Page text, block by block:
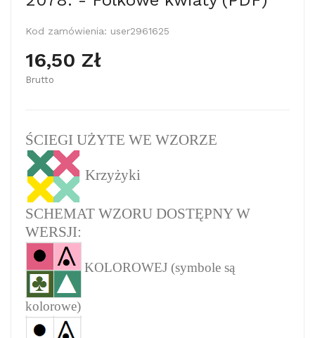
Kod zamówienia: user2961625
16,50 Zł
Brutto
ŚCIEGI UŻYTE WE WZORZE
Krzyżyki
SCHEMAT WZORU DOSTĘPNY W
WERSJI:
KOLOROWEJ (symbole są
kolorowe)